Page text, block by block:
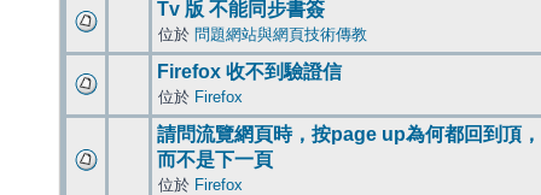
Tv 版 不能同步書簽
位於 問題網站與網頁技術傳教
Firefox 收不到驗證信
位於 Firefox
請問流覽網頁時，按page up為何都回到頂，
而不是下一頁
位於 Firefox